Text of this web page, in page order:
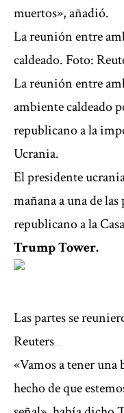
muertos», añadió.
La reunión entre
caldeado. Foto:
La reunión entre
ambiente caldeado
republicano a la
Ucrania.
El presidente
mañana a una de
republicano a la
Trump Tower.
Las partes se
Reuters
«Vamos a tener una
hecho de que